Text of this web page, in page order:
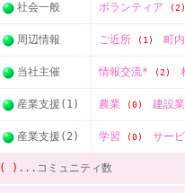
社会一般 ボランティア (2)
周辺情報 ご近所 (1) 町
当社主催 情報交流* (2)
産業支援(1) 農業 (0) 建設
産業支援(2) 学習 (0) サー
( ) ...コミュニティ数